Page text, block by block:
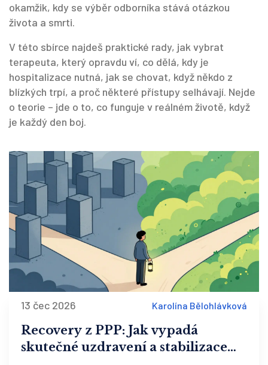
okamžik, kdy se výběr odborníka stává otázkou
života a smrti.
V této sbírce najdeš praktické rady, jak vybrat
terapeuta, který opravdu ví, co dělá, kdy je
hospitalizace nutná, jak se chovat, když někdo z
blízkých trpí, a proč některé přístupy selhávají. Nejde
o teorie – jde o to, co funguje v reálném životě, když
je každý den boj.
13 čec 2026 Karolína Bělohlávková
Recovery z PPP: Jak vypadá
skutečné uzdravení a stabilizace